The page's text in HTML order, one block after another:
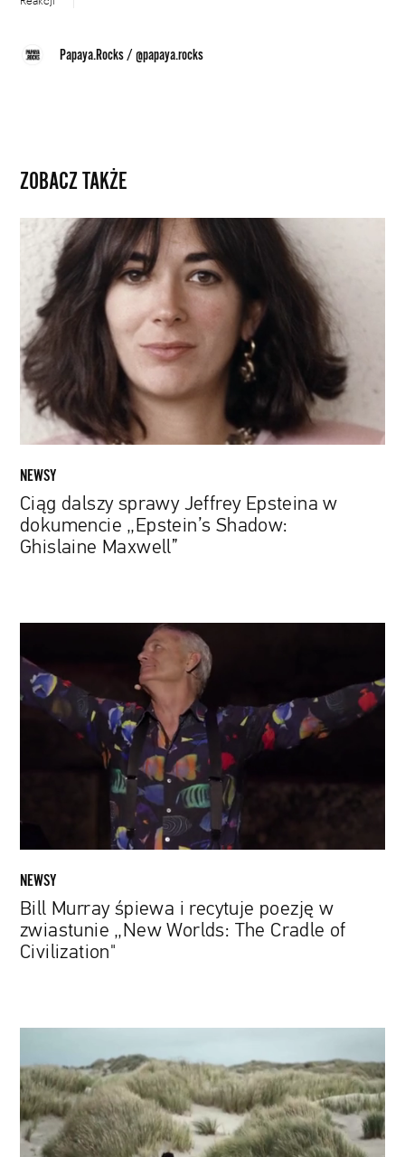
Papaya.Rocks /@papaya.rocks
ZOBACZ TAKŻE
Jeffrey
Epsteina
w
dokumencie
„Epstein’s
Shadow:
Ghislaine
Maxwell”
NEWSY
Ciąg dalszy sprawy Jeffrey Epsteina w
dokumencie „Epstein’s Shadow:
Ghislaine Maxwell”
Murray
śpiewa
i
recytuje
The
Cradle
Civilization"
NEWSY
Bill Murray śpiewa i recytuje poezję w
zwiastunie „New Worlds: The Cradle of
Civilization"
za
kamerą
filmu
dokumentalnego